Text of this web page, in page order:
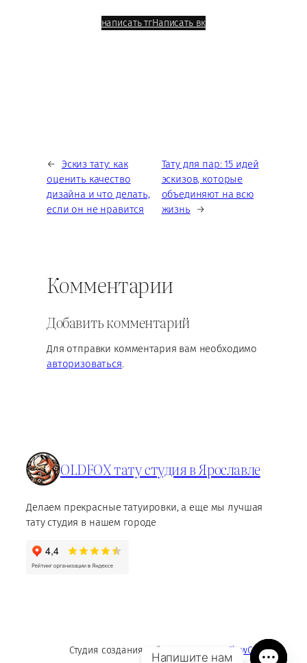
написать тгНаписать вк
← Эскиз тату: как
оценить качество
дизайна и что делать,
если он не нравится
Тату для пар: 15 идей
эскизов, которые
объединяют на всю
жизнь
→
Комментарии
Добавить комментарий
Для отправки комментария вам необходимо
авторизоваться.
OLDFOX тату студия в Ярославле
Делаем прекрасные татуировки, а еще мы лучшая
тату студия в нашем городе
Студия создания сайтов и контента FlowContent
Напишите нам